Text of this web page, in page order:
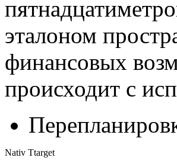
эталоном
финансовых
происходит с
Nativ Ttarget